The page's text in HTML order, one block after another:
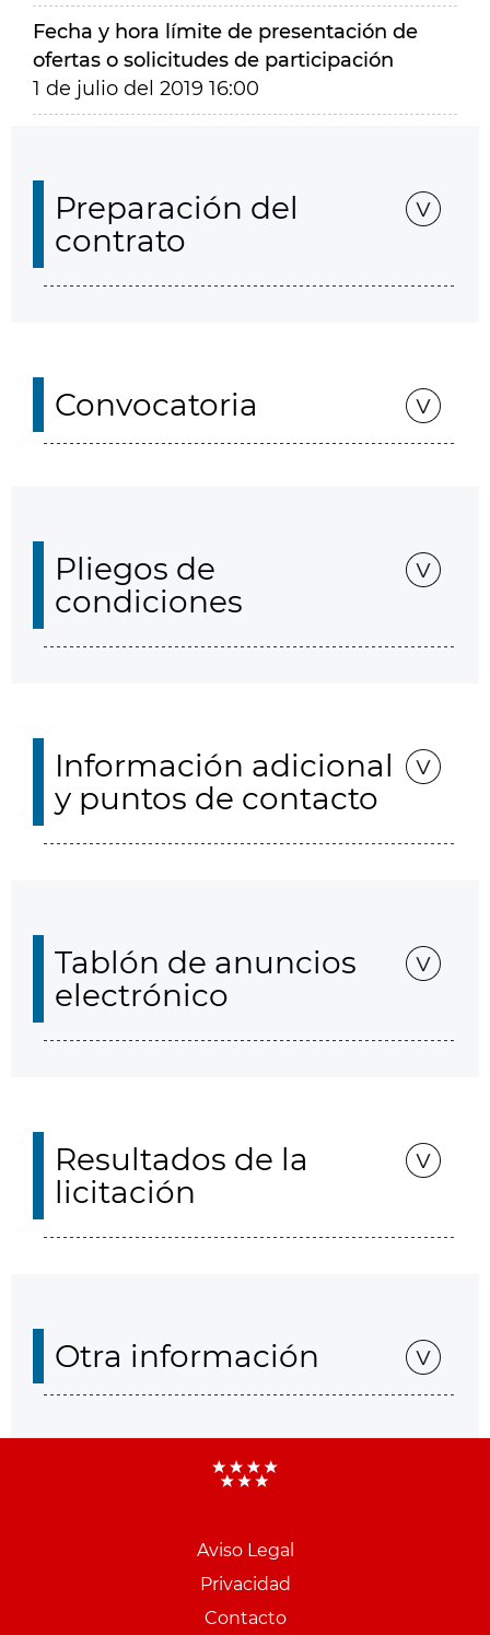
Fecha y hora límite de presentación de
ofertas o solicitudes de participación
1 de julio del 2019 16:00
Preparación del
contrato
Convocatoria
Pliegos de
condiciones
Información adicional
y puntos de contacto
Tablón de anuncios
electrónico
Resultados de la
licitación
Otra información
Aviso Legal
Privacidad
Contacto